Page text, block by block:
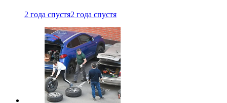
2 года спустя2 года спустя